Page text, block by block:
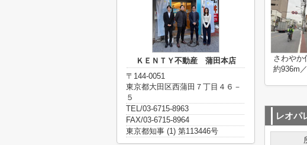
さわやか
約936m
レオパ
ＫＥＮＴＹ不動産 蒲田本店
〒144-0051
東京都大田区西蒲田７丁目４６－
５
TEL/03-6715-8963
FAX/03-6715-8964
東京都知事 (1) 第113446号